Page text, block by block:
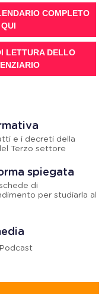
COMPLETO
QUI
LETTURA DELLO
e i decreti della
Terzo settore
spiegata
di
per studiarla al